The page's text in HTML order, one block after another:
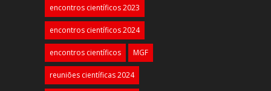
encontros científicos 2023
encontros científicos 2024
encontros científicos MGF
reuniões científicas 2024